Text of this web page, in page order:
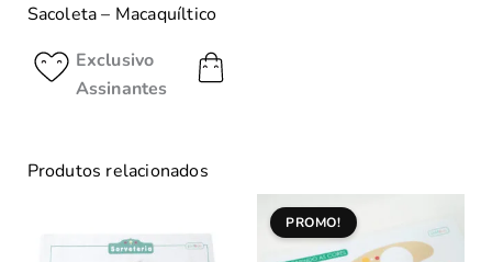
Sacoleta – Macaquíltico
Exclusivo
Assinantes
Produtos relacionados
PROMO!